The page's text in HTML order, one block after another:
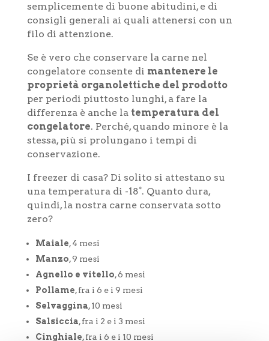
semplicemente di buone abitudini, e di
consigli generali ai quali attenersi con un
filo di attenzione.
Se è vero che conservare la carne nel
congelatore consente di mantenere le
proprietà organolettiche del prodotto
per periodi piuttosto lunghi, a fare la
differenza è anche la temperatura del
congelatore. Perché, quando minore è la
stessa, più si prolungano i tempi di
conservazione.
I freezer di casa? Di solito si attestano su
una temperatura di -18°. Quanto dura,
quindi, la nostra carne conservata sotto
zero?
Maiale, 4 mesi
Manzo, 9 mesi
Agnello e vitello, 6 mesi
Pollame, fra i 6 e i 9 mesi
Selvaggina, 10 mesi
Salsiccia, fra i 2 e i 3 mesi
Cinghiale, fra i 6 e i 10 mesi